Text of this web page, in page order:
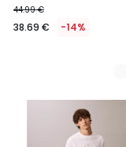
44.99 €
38.69 € -14%